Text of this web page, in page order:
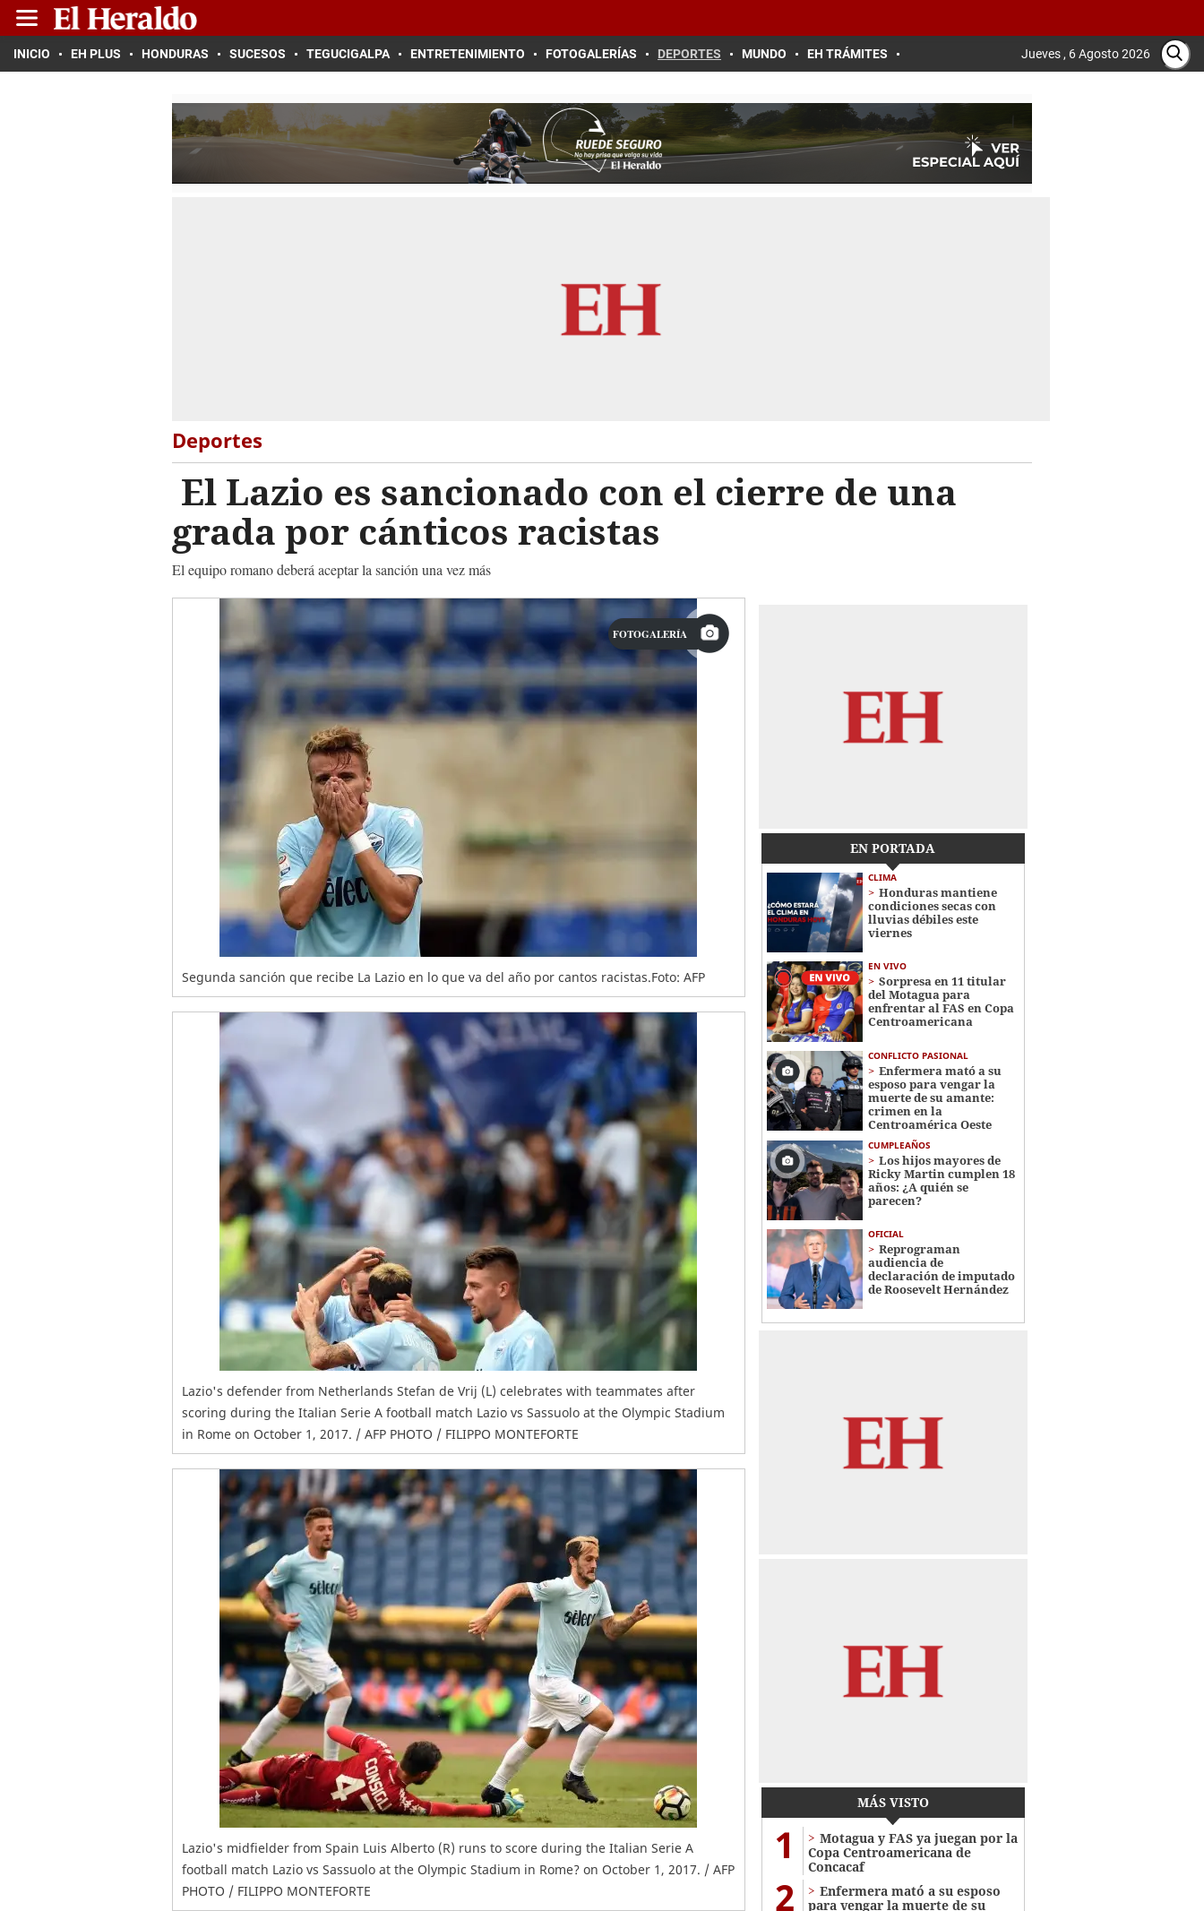
INICIO EH PLUS HONDURAS SUCESOS TEGUCIGALPA ENTRETENIMIENTO FOTOGALERÍAS DEPORTES MUNDO EH TRÁMITES Jueves , 6 Agosto 2026
Deportes
El Lazio es sancionado con el cierre de una
grada por cánticos racistas
El equipo romano deberá aceptar la sanción una vez más
FOTOGALERÍA
Segunda sanción que recibe La Lazio en lo que va del año por cantos racistas.Foto: AFP
Lazio's defender from Netherlands Stefan de Vrij (L) celebrates with teammates after
scoring during the Italian Serie A football match Lazio vs Sassuolo at the Olympic Stadium
in Rome on October 1, 2017. / AFP PHOTO / FILIPPO MONTEFORTE
Lazio's midfielder from Spain Luis Alberto (R) runs to score during the Italian Serie A
football match Lazio vs Sassuolo at the Olympic Stadium in Rome? on October 1, 2017. / AFP
PHOTO / FILIPPO MONTEFORTE
EN PORTADA
CLIMA
Honduras mantiene
condiciones secas con
lluvias débiles este
viernes
EN VIVO
Sorpresa en 11 titular
del Motagua para
enfrentar al FAS en Copa
Centroamericana
CONFLICTO PASIONAL
Enfermera mató a su
esposo para vengar la
muerte de su amante:
crimen en la
Centroamérica Oeste
CUMPLEAÑOS
Los hijos mayores de
Ricky Martin cumplen 18
años: ¿A quién se
parecen?
OFICIAL
Reprograman
audiencia de
declaración de imputado
de Roosevelt Hernández
MÁS VISTO
1
Motagua y FAS ya juegan por la
Copa Centroamericana de
Concacaf
2
Enfermera mató a su esposo
para vengar la muerte de su